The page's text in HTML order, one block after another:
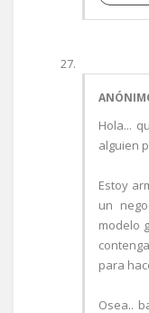
Hola...
alguien
Estoy
un
modelo
para
Osea..